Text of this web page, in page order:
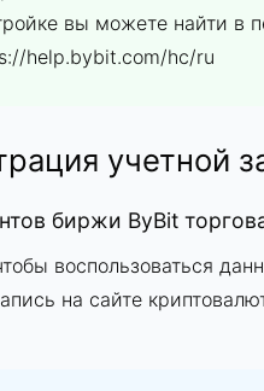
вы можете найти в
help.bybit.com/hc/ru
учетной
биржи ByBit
воспользоваться
на сайте